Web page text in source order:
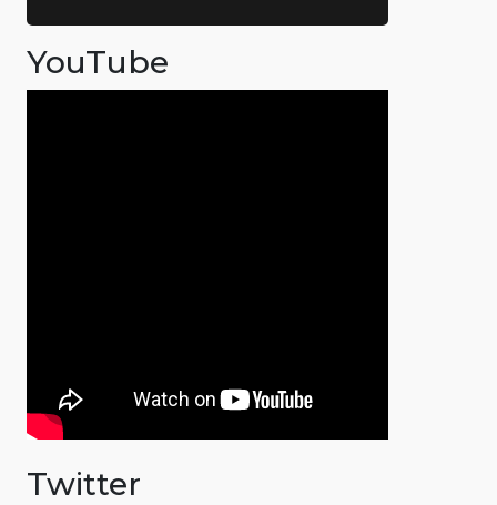
YouTube
Twitter